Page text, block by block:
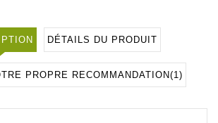
DÉTAILS DU PRODUIT
PROPRE RECOMMANDATION(1)